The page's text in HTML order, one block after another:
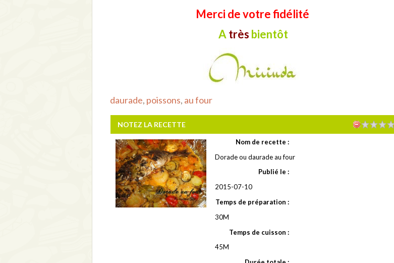
Merci de votre fidélité
A très bientôt
daurade, poissons, au four
NOTEZ LA RECETTE
Nom de recette :
Dorade ou daurade au four
Publié le :
2015-07-10
Temps de préparation :
30M
Temps de cuisson :
45M